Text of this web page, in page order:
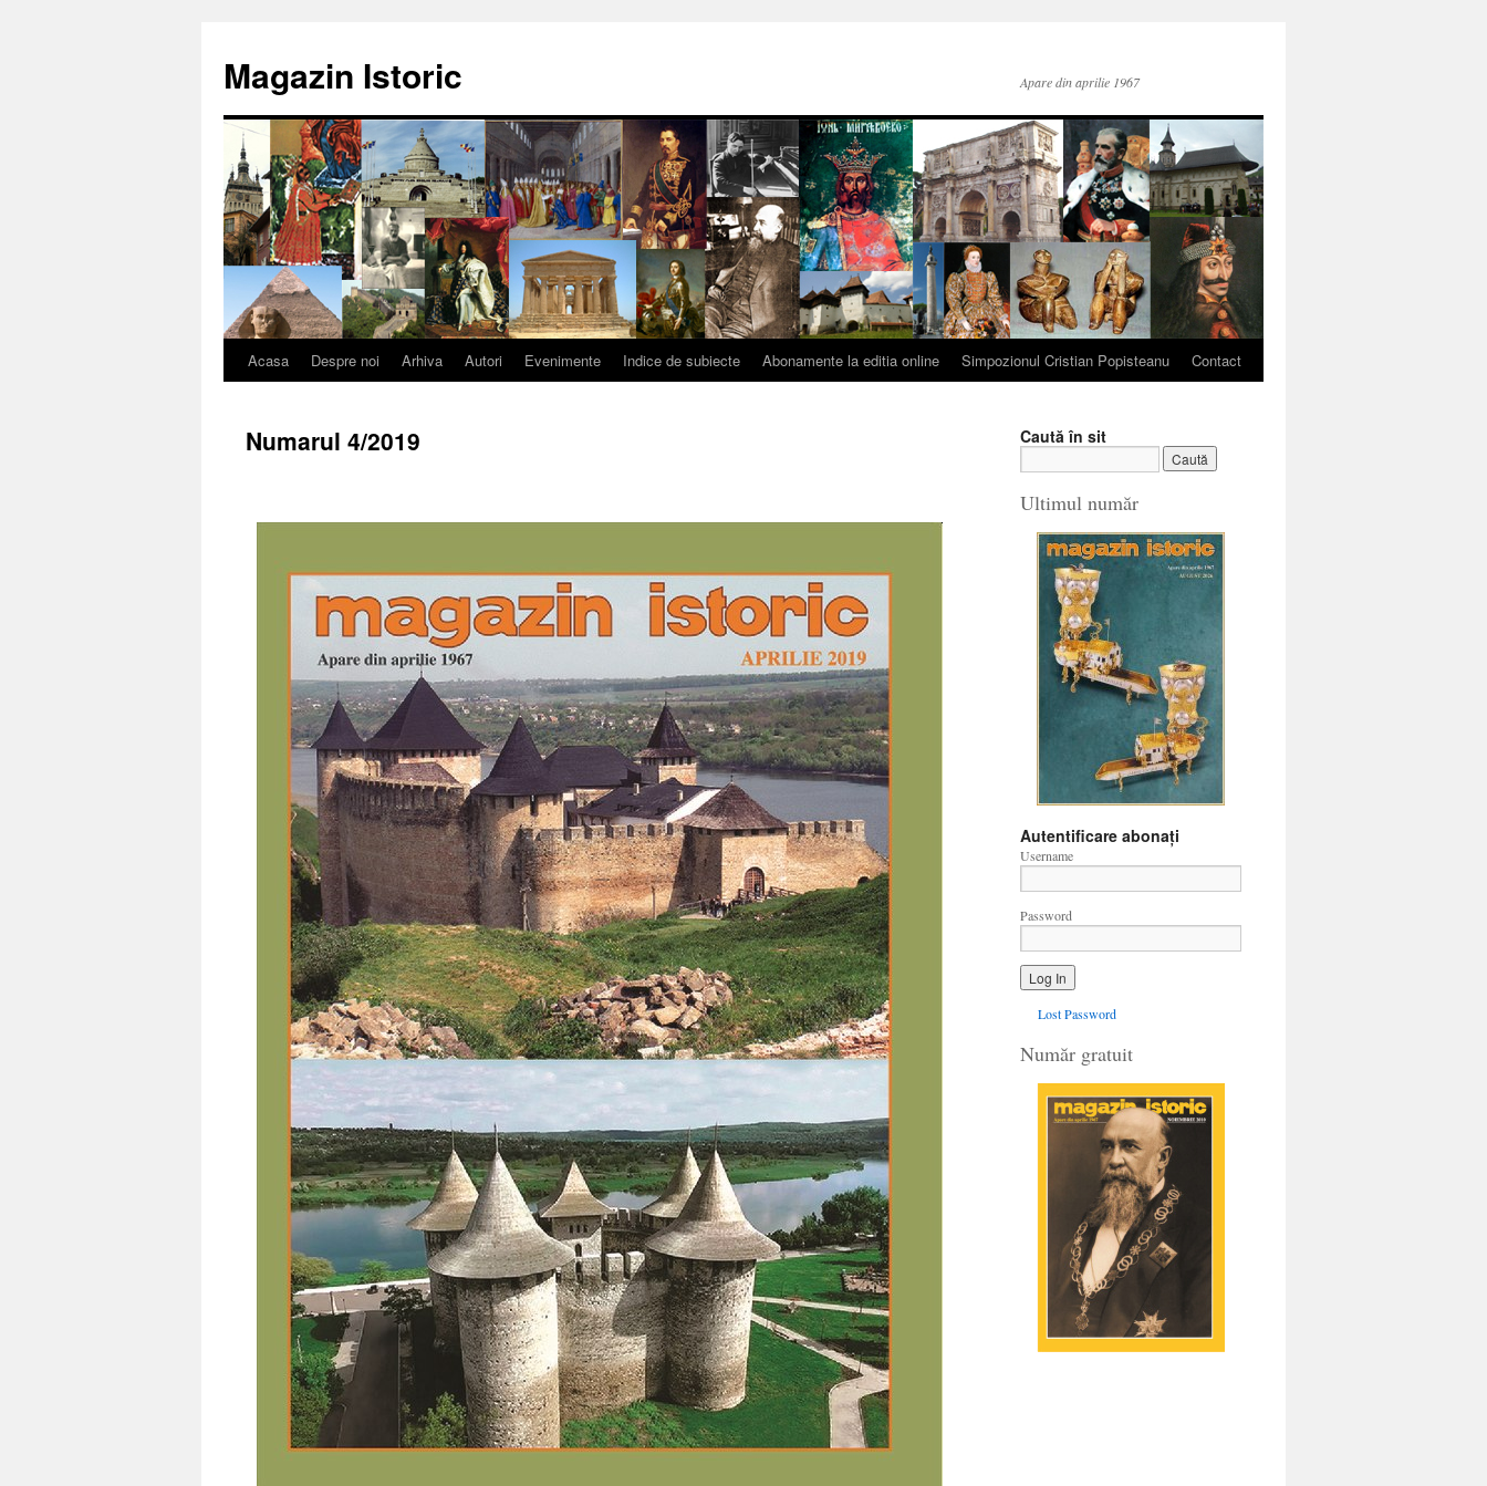
conținut
Magazin Istoric Apare din aprilie 1967
Acasa Despre noi Arhiva Autori Evenimente Indice de subiecte Abonamente la editia online Simpozionul Cristian Popisteanu Contact
Numarul 4/2019 Caută în sit
Ultimul număr
Autentificare abonați
Username
Password
Lost Password
Număr gratuit